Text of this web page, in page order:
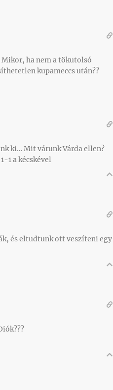
ha nem a tökutolsó
kupameccs után??
ki… Mit várunk Várda ellen?
1 a kécskével
és eltudtunk ott veszíteni egy